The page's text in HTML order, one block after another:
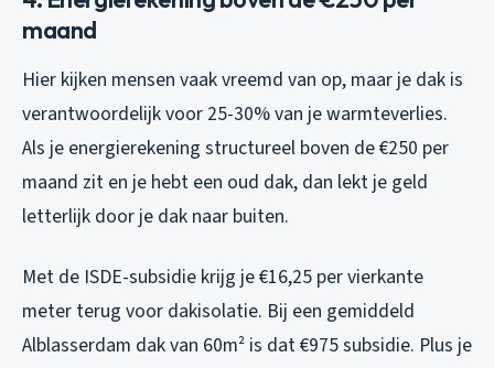
maand
Hier kijken mensen vaak vreemd van op, maar je dak is
verantwoordelijk voor 25-30% van je warmteverlies.
Als je energierekening structureel boven de €250 per
maand zit en je hebt een oud dak, dan lekt je geld
letterlijk door je dak naar buiten.
Met de ISDE-subsidie krijg je €16,25 per vierkante
meter terug voor dakisolatie. Bij een gemiddeld
Alblasserdam dak van 60m² is dat €975 subsidie. Plus je